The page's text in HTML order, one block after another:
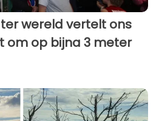
wereld vertelt ons
om op bijna 3 meter